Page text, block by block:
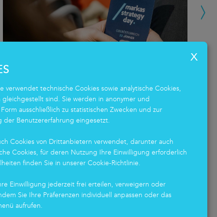
Markas Strategy Day: Zwei
Events, ein Team!
19.02.2026
Über 600 Mitarbeitende, mehr als 20 externe
verwendet technische Cookies sowie analytische Cookies,
sind. Sie werden in anonymer und
ausschließlich zu statistischen Zwecken und zur
der Benutzererfahrung eingesetzt.
Cookies von Drittanbietern verwendet, darunter auch
Cookies, für deren Nutzung Ihre Einwilligung erforderlich
finden Sie in unserer Cookie-Richtlinie.
Einwilligung jederzeit frei erteilen, verweigern oder
Sie Ihre Präferenzen individuell anpassen oder das
aufrufen.